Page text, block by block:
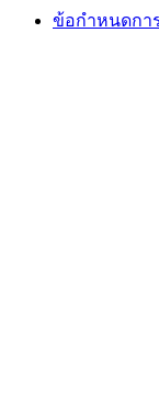
ข้อกำหนดกา